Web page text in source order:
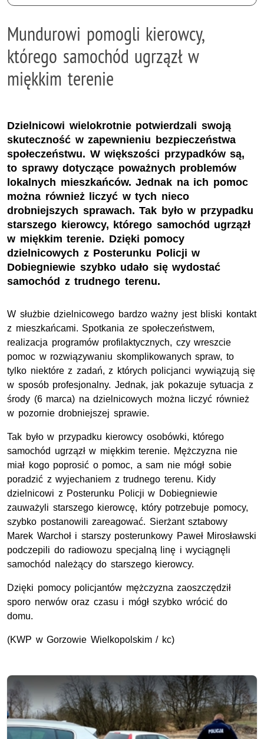
Mundurowi pomogli kierowcy,
którego samochód ugrzązł w
miękkim terenie
Dzielnicowi wielokrotnie potwierdzali swoją
skuteczność w zapewnieniu bezpieczeństwa
społeczeństwu. W większości przypadków są,
to sprawy dotyczące poważnych problemów
lokalnych mieszkańców. Jednak na ich pomoc
można również liczyć w tych nieco
drobniejszych sprawach. Tak było w przypadku
starszego kierowcy, którego samochód ugrzązł
w miękkim terenie. Dzięki pomocy
dzielnicowych z Posterunku Policji w
Dobiegniewie szybko udało się wydostać
samochód z trudnego terenu.
W służbie dzielnicowego bardzo ważny jest bliski kontakt
z mieszkańcami. Spotkania ze społeczeństwem,
realizacja programów profilaktycznych, czy wreszcie
pomoc w rozwiązywaniu skomplikowanych spraw, to
tylko niektóre z zadań, z których policjanci wywiązują się
w sposób profesjonalny. Jednak, jak pokazuje sytuacja z
środy (6 marca) na dzielnicowych można liczyć również
w pozornie drobniejszej sprawie.
Tak było w przypadku kierowcy osobówki, którego
samochód ugrzązł w miękkim terenie. Mężczyzna nie
miał kogo poprosić o pomoc, a sam nie mógł sobie
poradzić z wyjechaniem z trudnego terenu. Kidy
dzielnicowi z Posterunku Policji w Dobiegniewie
zauważyli starszego kierowcę, który potrzebuje pomocy,
szybko postanowili zareagować. Sierżant sztabowy
Marek Warchoł i starszy posterunkowy Paweł Mirosławski
podczepili do radiowozu specjalną linę i wyciągnęli
samochód należący do starszego kierowcy.
Dzięki pomocy policjantów mężczyzna zaoszczędził
sporo nerwów oraz czasu i mógł szybko wrócić do
domu.
(KWP w Gorzowie Wielkopolskim / kc)